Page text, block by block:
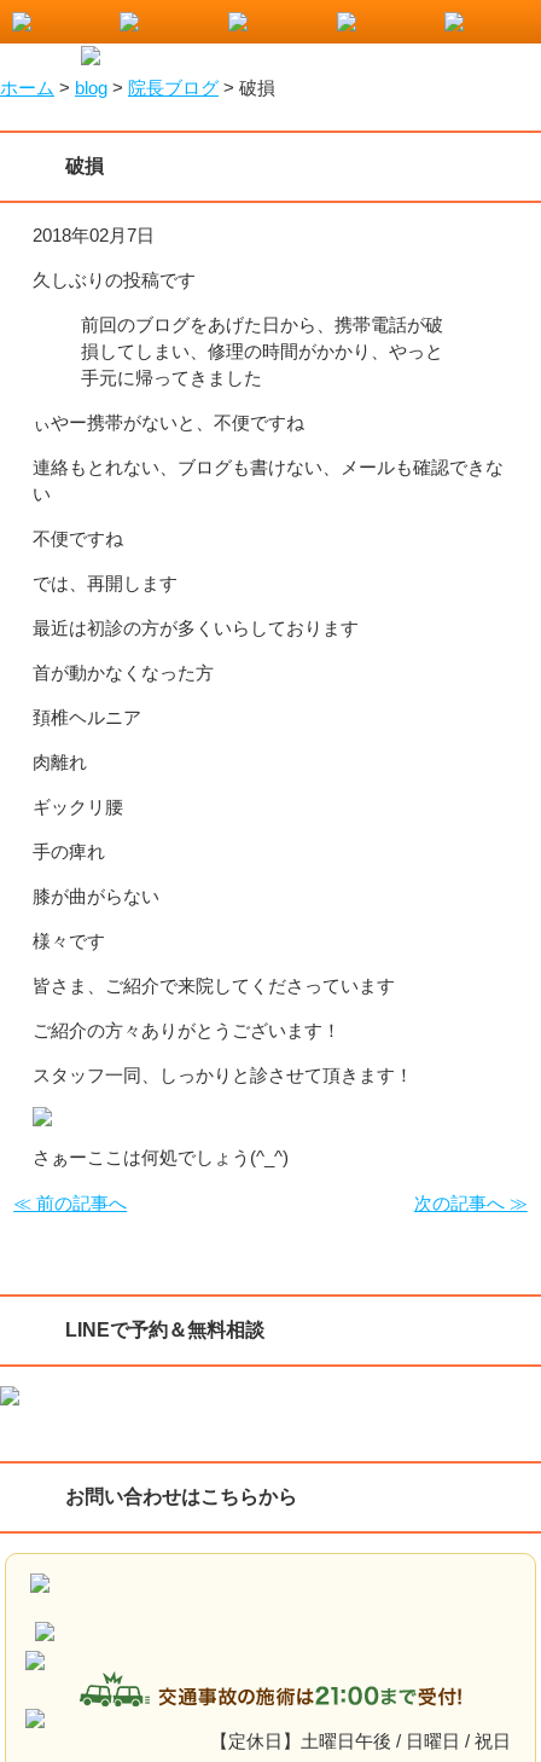
小山市で整骨院をお探しなら！わたなべ整骨院
ホーム > blog > 院長ブログ > 破損
破損
2018年02月7日
久しぶりの投稿です
前回のブログをあげた日から、携帯電話が破
損してしまい、修理の時間がかかり、やっと
手元に帰ってきました
ぃやー携帯がないと、不便ですね
連絡もとれない、ブログも書けない、メールも確認できな
い
不便ですね
では、再開します
最近は初診の方が多くいらしております
首が動かなくなった方
頚椎ヘルニア
肉離れ
ギックリ腰
手の痺れ
膝が曲がらない
様々です
皆さま、ご紹介で来院してくださっています
ご紹介の方々ありがとうございます！
スタッフ一同、しっかりと診させて頂きます！
さぁーここは何処でしょう(^_^)
≪ 前の記事へ 次の記事へ ≫
LINEで予約＆無料相談
お問い合わせはこちらから
【定休日】土曜日午後 / 日曜日 / 祝日